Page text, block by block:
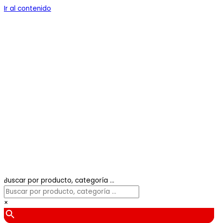
Ir al contenido
Buscar por producto, categoría ...
×